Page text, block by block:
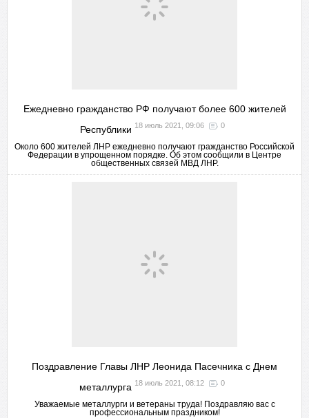
Ежедневно гражданство РФ получают более 600 жителей
Республики 18 июль 2021, 09:06 0
Около 600 жителей ЛНР ежедневно получают гражданство Российской
Федерации в упрощенном порядке. Об этом сообщили в Центре
общественных связей МВД ЛНР.
Поздравление Главы ЛНР Леонида Пасечника с Днем
металлурга 18 июль 2021, 08:12 0
Уважаемые металлурги и ветераны труда! Поздравляю вас с
профессиональным праздником!